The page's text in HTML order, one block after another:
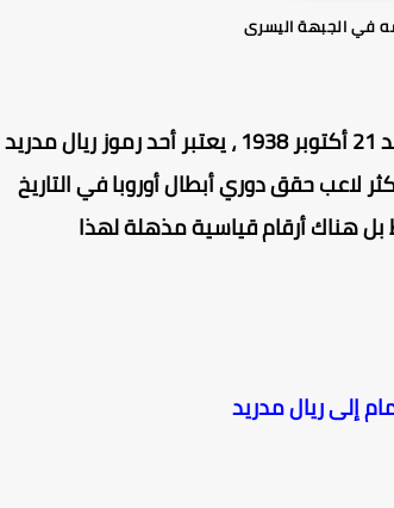
في الجبهة اليسرى
فرانشيسكو باكو خينتو هو لاعب كرة قدم إسباني من مواليد 21 أكتوبر 1938 ، يعتبر أحد رموز ريال مدريد
لاعب حقق دوري أبطال أوروبا في التاريخ
ألقاب ، و ليس هذا فقط بل هناك أرقام قياسية مذهلة لهذا